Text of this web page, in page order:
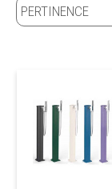
PERTINENCE